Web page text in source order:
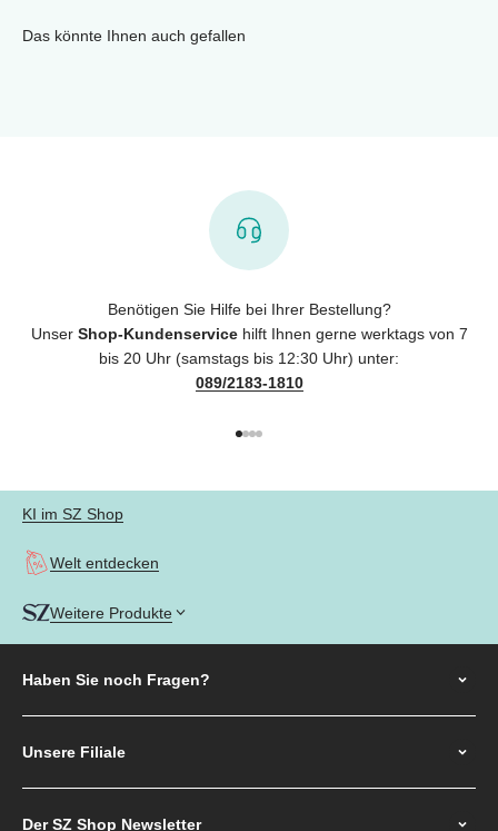
Das könnte Ihnen auch gefallen
Benötigen Sie Hilfe bei Ihrer Bestellung?
Unser Shop-Kundenservicehilft Ihnen gerne werktags von 7
bis 20 Uhr (samstags bis 12:30 Uhr) unter:
089/2183-1810
KI im SZ Shop
Welt entdecken
Weitere Produkte
Haben Sie noch Fragen?
Unsere Filiale
Der SZ Shop Newsletter